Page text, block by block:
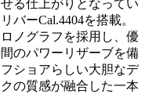
る仕上がりとなってい
バーCal.4404を搭載。
ノグラフを採用し、優
のパワーリザーブを備
ショアらしい大胆なデ
の質感が融合した一本